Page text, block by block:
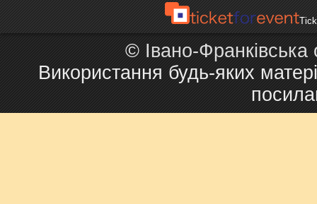
© Івано-
Використання будь-яких